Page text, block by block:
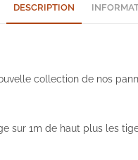
DESCRIPTION
collection de nos
sur 1m de haut plus les